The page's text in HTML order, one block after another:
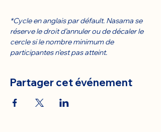
*Cycle en anglais par défault. Nasama se
réserve le droit d’annuler ou de décaler le
cercle si le nombre minimum de
participantes n’est pas atteint.
Partager cet événement